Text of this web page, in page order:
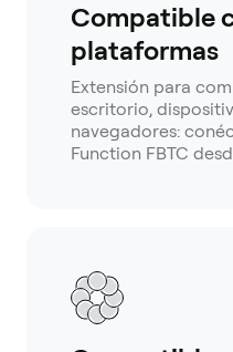
Compatible
plataformas
Extensión para
escritorio,
navegadores:
Function FBTC